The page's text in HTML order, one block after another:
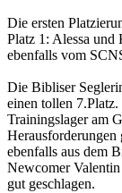
Die ersten
Platz 1: Alessa und
ebenfalls vom
Die Bibliser
einen tollen
Trainingslager am
ebenfalls aus dem
Newcomer
gut geschlagen.